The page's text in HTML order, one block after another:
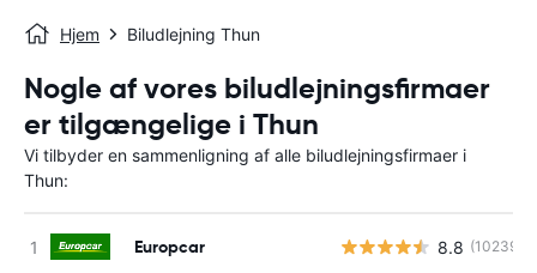
Hjem Biludlejning Thun
Nogle af vores biludlejningsfirmaer
er tilgængelige i Thun
Vi tilbyder en sammenligning af alle biludlejningsfirmaer i
Thun:
Europcar 8.8 (10239)